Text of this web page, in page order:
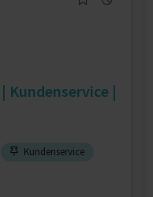
Kundenservice |
Kundenservice